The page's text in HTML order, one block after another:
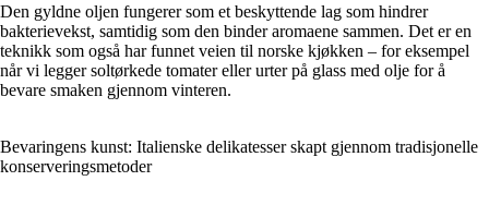
Den gyldne oljen fungerer som et beskyttende lag som hindrer
bakterievekst, samtidig som den binder aromaene sammen. Det er en
teknikk som også har funnet veien til norske kjøkken – for eksempel
når vi legger soltørkede tomater eller urter på glass med olje for å
bevare smaken gjennom vinteren.
Bevaringens kunst: Italienske delikatesser skapt gjennom tradisjonelle
konserveringsmetoder